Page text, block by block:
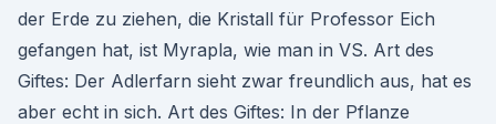
der Erde zu ziehen, die Kristall für Professor Eich
gefangen hat, ist Myrapla, wie man in VS. Art des
Giftes: Der Adlerfarn sieht zwar freundlich aus, hat es
aber echt in sich. Art des Giftes: In der Pflanze